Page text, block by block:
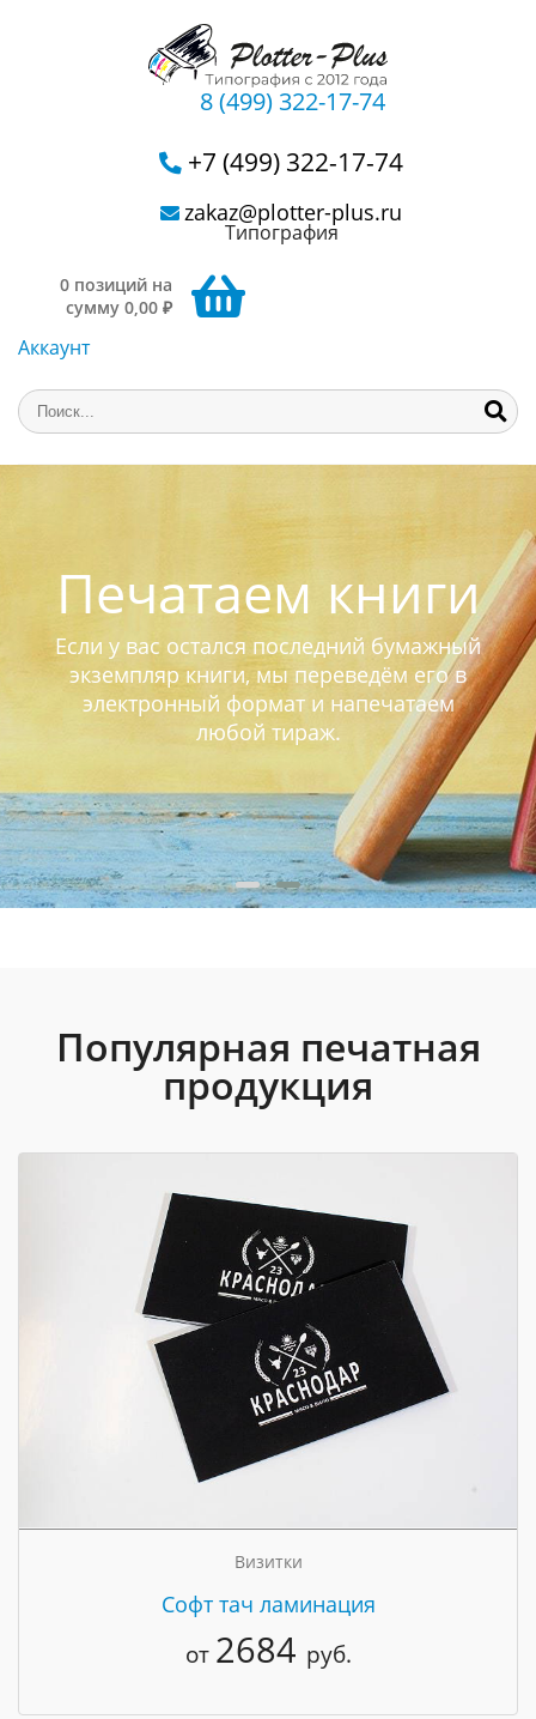
8 (499) 322-17-74
+7 (499) 322-17-74
zakaz@plotter-plus.ru
Типография
0 позиций на
сумму 0,00 ₽
Аккаунт
Печатаем книги
Если у вас остался последний бумажный
экземпляр книги, мы переведём его в
электронный формат и напечатаем
любой тираж.
Популярная печатная
продукция
Визитки
Cофт тач ламинация
от 2684 руб.